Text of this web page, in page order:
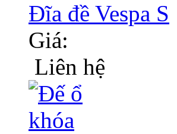
Đĩa đề Vespa S
Giá:
Liên hệ